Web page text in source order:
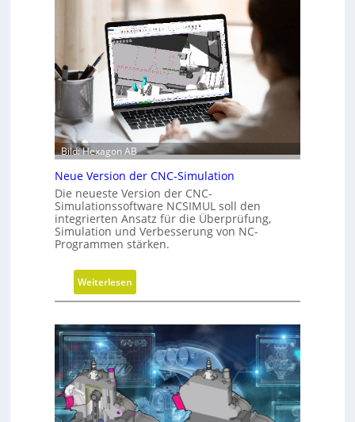
f
t
s
ü
h
r
u
n
g
s
c
h
r
t
t
e
b
e
i
N
a
c
h
a
t
i
g
k
e
i
Bild: Hexagon AB
Neue Version der CNC-Simulation
Die neueste Version der CNC-
Simulationssoftware NCSIMUL soll den
integrierten Ansatz für die Überprüfung,
Simulation und Verbesserung von NC-
Programmen stärken.
Weiterlesen:
N
u
e
V
e
r
s